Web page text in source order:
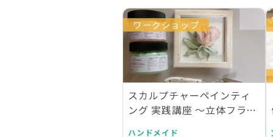
ワークショップ
スカルプチャーペインティ
ング 実践講座 〜立体フラワ
ハンドメイド